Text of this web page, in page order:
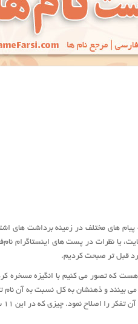
پیام های مختلف در زمینه برداشت
یا نظرات در پست های اینستاگرام
قبل تر صبحت کردیم.
که تصور می کنیم با انگیزه مسخره
می بینند و ذهنشان به کل نسبت به آن
چیزی که در این ۱۱ سال هدف اصلی وبسایت و تیم